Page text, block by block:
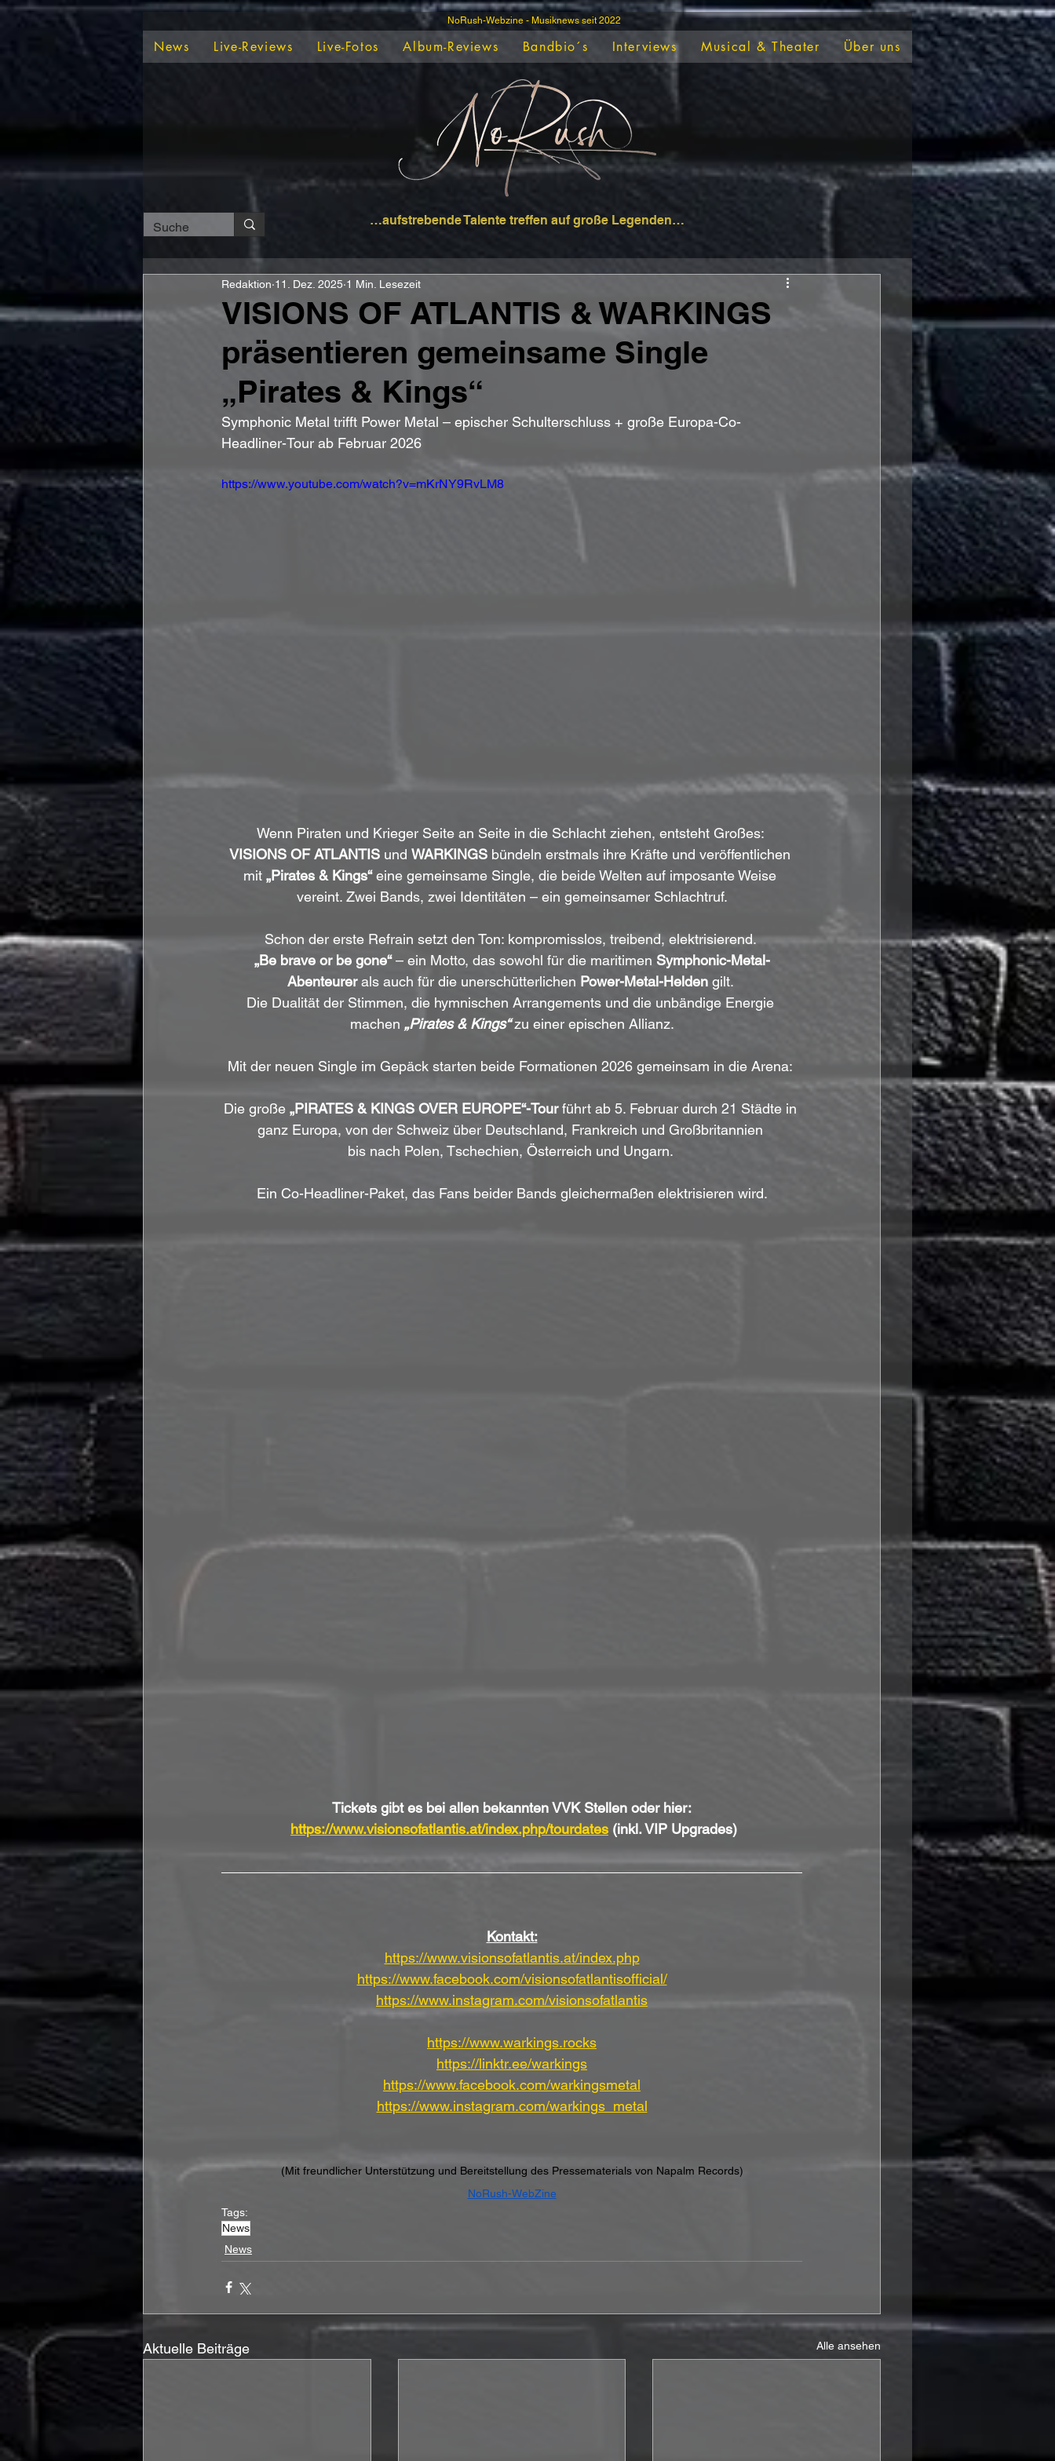
NoRush-Webzine - Musiknews seit 2022
News Live-Reviews Live-Fotos Album-Reviews Bandbio´s Interviews Musical & Theater Über uns
…aufstrebende Talente treffen auf große Legenden…
VISIONS OF ATLANTIS & WARKINGS
präsentieren gemeinsame Single
„Pirates & Kings“
Redaktion 11. Dez. 2025 1 Min. Lesezeit
Symphonic Metal trifft Power Metal – epischer Schulterschluss + große Europa-Co-
Headliner-Tour ab Februar 2026
https://www.youtube.com/watch?v=mKrNY9RvLM8
Wenn Piraten und Krieger Seite an Seite in die Schlacht ziehen, entsteht Großes:
VISIONS OF ATLANTIS und WARKINGS bündeln erstmals ihre Kräfte und veröffentlichen
mit „Pirates & Kings“ eine gemeinsame Single, die beide Welten auf imposante Weise
vereint. Zwei Bands, zwei Identitäten – ein gemeinsamer Schlachtruf.
Schon der erste Refrain setzt den Ton: kompromisslos, treibend, elektrisierend.
„Be brave or be gone“ – ein Motto, das sowohl für die maritimen Symphonic-Metal-
Abenteurer als auch für die unerschütterlichen Power-Metal-Helden gilt.
Die Dualität der Stimmen, die hymnischen Arrangements und die unbändige Energie
machen „Pirates & Kings“ zu einer epischen Allianz.
Mit der neuen Single im Gepäck starten beide Formationen 2026 gemeinsam in die Arena:
Die große „PIRATES & KINGS OVER EUROPE“-Tour führt ab 5. Februar durch 21 Städte in
ganz Europa, von der Schweiz über Deutschland, Frankreich und Großbritannien
bis nach Polen, Tschechien, Österreich und Ungarn.
Ein Co-Headliner-Paket, das Fans beider Bands gleichermaßen elektrisieren wird.
Tickets gibt es bei allen bekannten VVK Stellen oder hier:
https://www.visionsofatlantis.at/index.php/tourdates (inkl. VIP Upgrades)
Kontakt:
https://www.visionsofatlantis.at/index.php
https://www.facebook.com/visionsofatlantisofficial/
https://www.instagram.com/visionsofatlantis
https://www.warkings.rocks
https://linktr.ee/warkings
https://www.facebook.com/warkingsmetal
https://www.instagram.com/warkings_metal
(Mit freundlicher Unterstützung und Bereitstellung des Pressematerials von Napalm Records)
NoRush-WebZine
Tags:
News
News
Aktuelle Beiträge Alle ansehen